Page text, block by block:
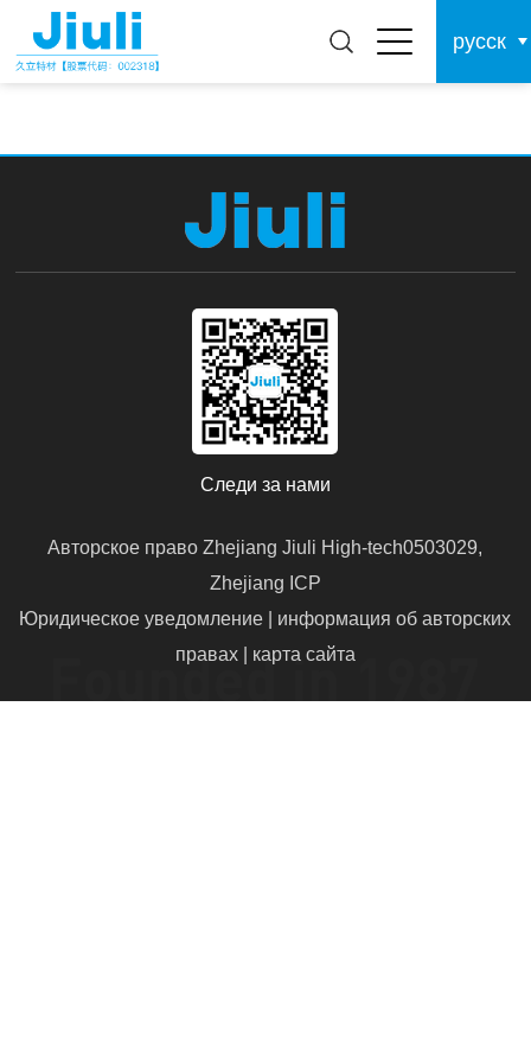
русск
Следи за нами
Авторское право Zhejiang Jiuli High-tech0503029,
Zhejiang ICP
Юридическое уведомление | информация об авторских
правах | карта сайта